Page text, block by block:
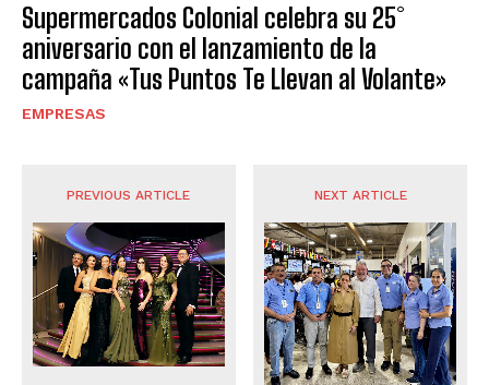
Supermercados Colonial celebra su 25°
aniversario con el lanzamiento de la
campaña «Tus Puntos Te Llevan al Volante»
EMPRESAS
PREVIOUS ARTICLE NEXT ARTICLE